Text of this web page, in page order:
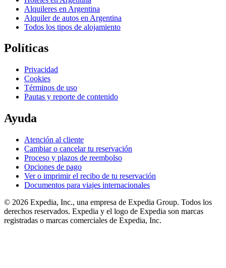
Alquileres en Argentina
Alquiler de autos en Argentina
Todos los tipos de alojamiento
Políticas
Privacidad
Cookies
Términos de uso
Pautas y reporte de contenido
Ayuda
Atención al cliente
Cambiar o cancelar tu reservación
Proceso y plazos de reembolso
Opciones de pago
Ver o imprimir el recibo de tu reservación
Documentos para viajes internacionales
© 2026 Expedia, Inc., una empresa de Expedia Group. Todos los
derechos reservados. Expedia y el logo de Expedia son marcas
registradas o marcas comerciales de Expedia, Inc.